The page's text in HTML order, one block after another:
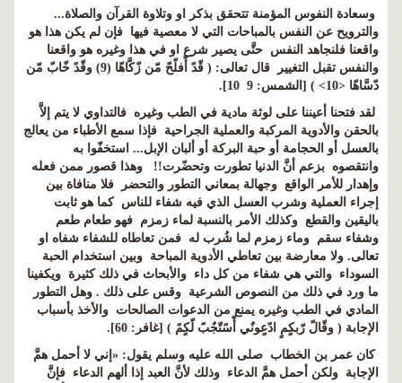
وسعادة النفوس المؤمنة تتحقق بذكر او وتلاوة القرآن والصلاة...
والترويح عن النفس بالمباحات التي لا معصية فيها فإن لم يكن هذا هو
واقعنا فلنجاهد النفس حتَّى يصير شرع او في هذا وغيره هو واقعنا
والنفس تقبل التغيير قال تعالى: ( قّدً أّفلّحّ مّن زّكَّاهّا (9) وقّدً خّابّ مّن
دّسَّاهّا <10> ) [الشمس: 9 10].
لقد فتحنا أعيننا على لوثة مادية في الطب وغيره فالتداوي لا يتم إلاَّ
بالحقن والأدوية المركبة والعملية الجراحية فإذا سمع الأطباء من يعالج
بالعسل أو الحجامة أو حبة البركة أو ألبان الإبل... استخفّوا به
وانتقصوه بزعم أنَّ الدنيا تطورت وتحضّرت!! وهذا قصور ممن فعله
وإهدار للأمر الواقع وجهالة بمعاني التطور والتحضر فلا منافاة بين
إجراء العملية وشرب العسل الذي فيه شفاء للناس كما هو ثابت
باليقين والقطع وكذلك الأمر بالنسبة لماء زمزم فهو طعام طعم
وشفاء سقم وماء زمزم لما شُرب له فمن تعاطاه للشفاء شفاه او
تعالى. ولا معارضة بين تعاطي الأدوية المباحة وبين استخدام الحبة
السوداء والتي هي شفاء من كل داء والأبحاث في ذلك كثيرة ويكفينا
ما ورد في ذلك من النصوص الشرعية وقس على ذلك . وهل التطور
المادي في الطب وغيره يمنع من الدعوات الصالحات والأخذ بأسباب
الإجابة ( وقّالّ رّبكٍمٍ ادًعٍونٌي أّسًتّجٌبً لّكٍمً ) [غافر: 60].
كان عمر بن الخطاب صلى الله عليه وسلم يقول: «إني لا أحمل همَّ
الإجابة ولكن أحمل همَّ الدعاء وذلك لأنَّ العبد إذا ألهم الدعاء فإنَّ